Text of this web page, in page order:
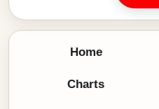
Home
Charts